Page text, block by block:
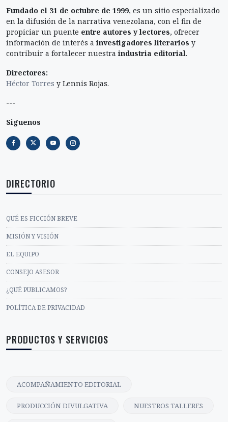
Fundado el 31 de octubre de 1999, es un sitio especializado
en la difusión de la narrativa venezolana, con el fin de
propiciar un puente entre autores y lectores, ofrecer
información de interés ainvestigadores literarios y
contribuir a fortalecer nuestraindustria editorial.
Directores:
Héctor Torres y Lennis Rojas.
---
Siguenos
DIRECTORIO
QUÉ ES FICCIÓN BREVE
MISIÓN Y VISIÓN
EL EQUIPO
CONSEJO ASESOR
¿QUÉ PUBLICAMOS?
POLÍTICA DE PRIVACIDAD
PRODUCTOS Y SERVICIOS
ACOMPAÑAMIENTO EDITORIAL
PRODUCCIÓN DIVULGATIVA NUESTROS TALLERES